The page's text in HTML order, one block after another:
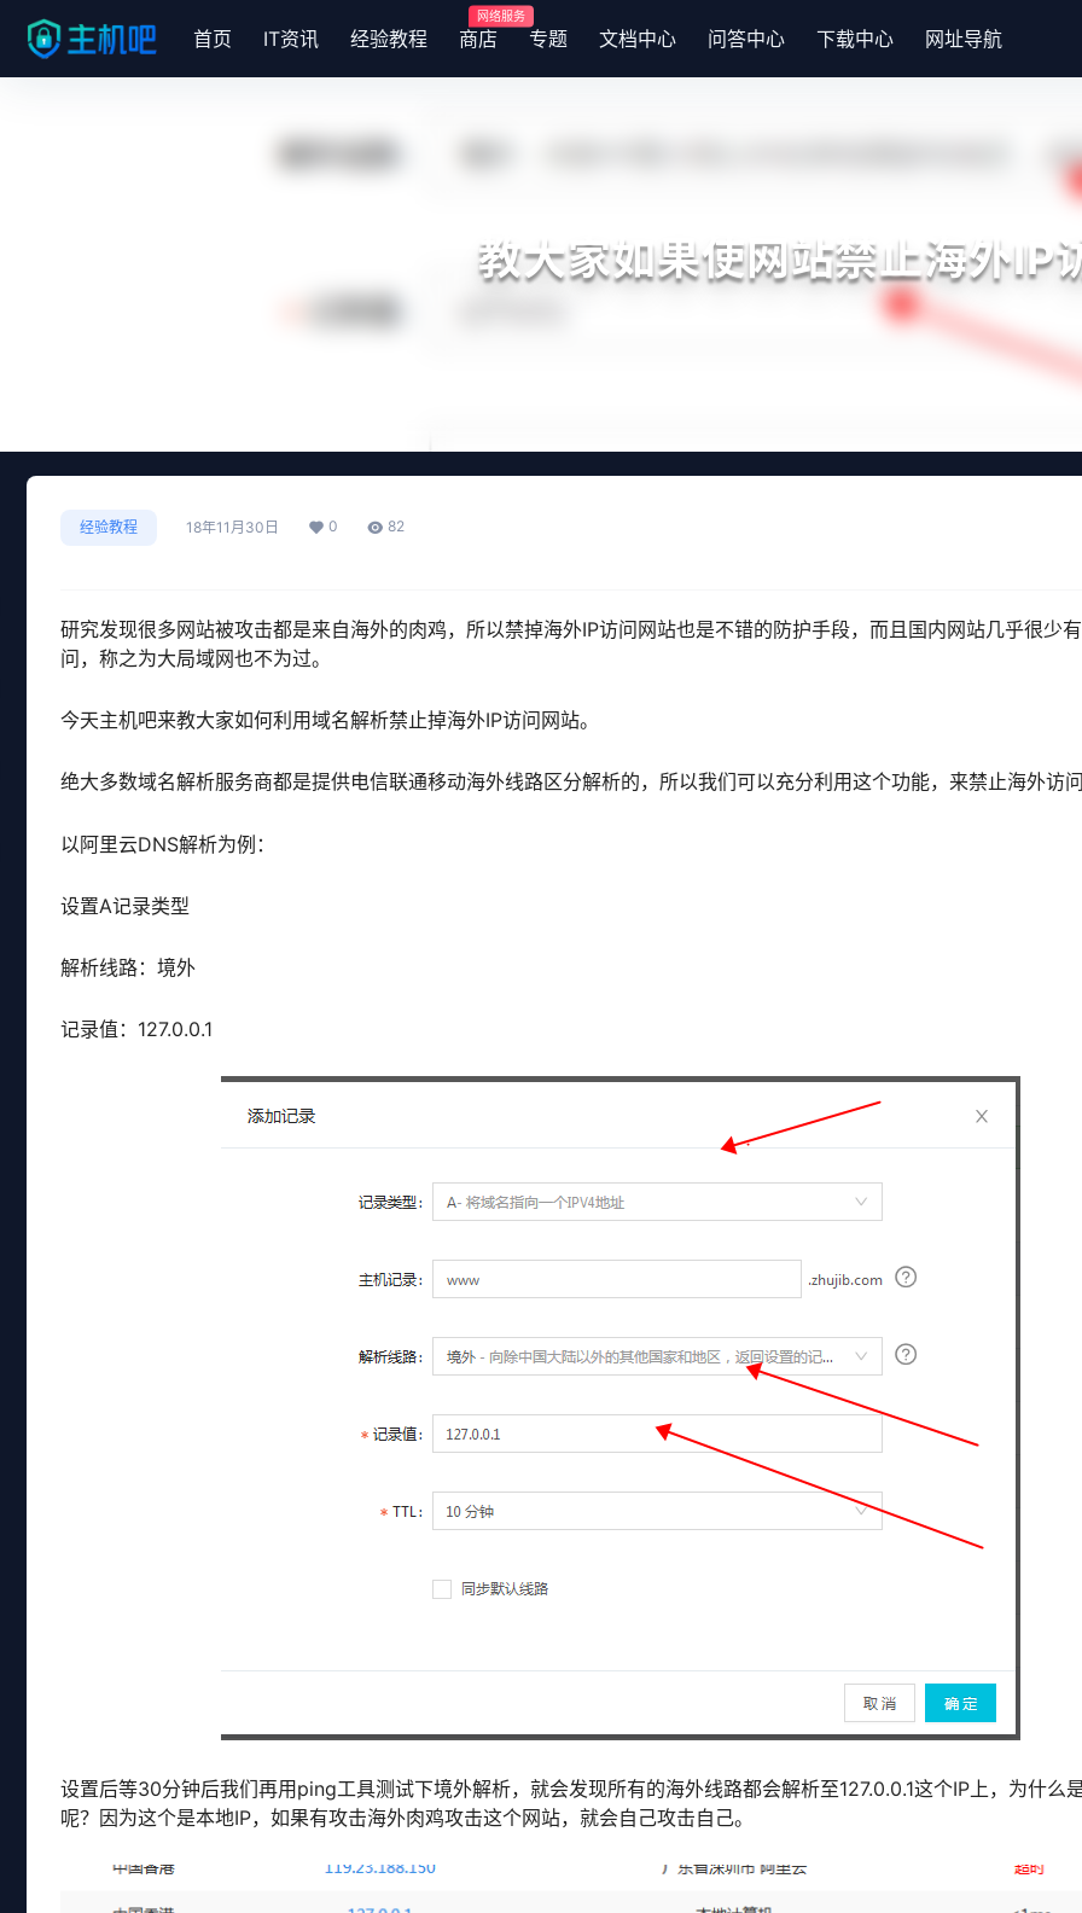
首页 IT资讯 经验教程 商店
网络服务
专题 文档中心 问答中心 下载中心 网址导航
教大家如果使网站禁止海外IP
经验教程 18年11月30日 0 82
研究发现很多网站被攻击都是来自海外的肉鸡，所以禁掉海外IP访问网站也是不错的防护手段，而且国内网站几乎很少
问，称之为大局域网也不为过。
今天主机吧来教大家如何利用域名解析禁止掉海外IP访问网站。
绝大多数域名解析服务商都是提供电信联通移动海外线路区分解析的，所以我们可以充分利用这个功能，来禁止海外访
以阿里云DNS解析为例：
设置A记录类型
解析线路：境外
记录值：127.0.0.1
设置后等30分钟后我们再用ping工具测试下境外解析，就会发现所有的海外线路都会解析至127.0.0.1这个IP上，为什么
呢？因为这个是本地IP，如果有攻击海外肉鸡攻击这个网站，就会自己攻击自己。